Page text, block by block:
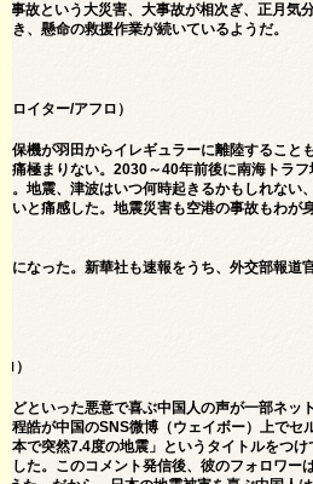
故という大災害、大事故が相次ぎ、正月気
き、懸命の救援作業が続いているようだ。
ロイター/アフロ）
保機が羽田からイレギュラーに離陸すること
痛極まりない。2030～40年前後に南海トラ
。地震、津波はいつ何時起きるかもしれない
いと痛感した。地震災害も空港の事故もわが
になった。新華社も速報をうち、外交部報道
）
どといった悪意で喜ぶ中国人の声が一部ネッ
程皓が中国のSNS微博（ウェイボー）上でセ
本で突然7.4度の地震」というタイトルをつ
した。このコメント発信後、彼のフォロワー